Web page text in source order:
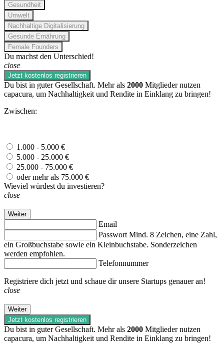
Gesundheit
Umwelt
Nachhaltige Digitalisierung
Gesunde Ernährung
Female Founders
Du machst den Unterschied!
close
Jetzt kostenlos registrieren
Du bist in guter Gesellschaft. Mehr als 2000 Mitglieder nutzen
capacura, um Nachhaltigkeit und Rendite in Einklang zu bringen!
Zwischen:
1.000 - 5.000 €
5.000 - 25.000 €
25.000 - 75.000 €
oder mehr als 75.000 €
Wieviel würdest du investieren?
close
Weiter
Email
Passwort Mind. 8 Zeichen, eine Zahl,
ein Großbuchstabe sowie ein Kleinbuchstabe. Sonderzeichen
werden empfohlen.
Telefonnummer
Registriere dich jetzt und schaue dir unsere Startups genauer an!
close
Weiter
Jetzt kostenlos registrieren
Du bist in guter Gesellschaft. Mehr als 2000 Mitglieder nutzen
capacura, um Nachhaltigkeit und Rendite in Einklang zu bringen!